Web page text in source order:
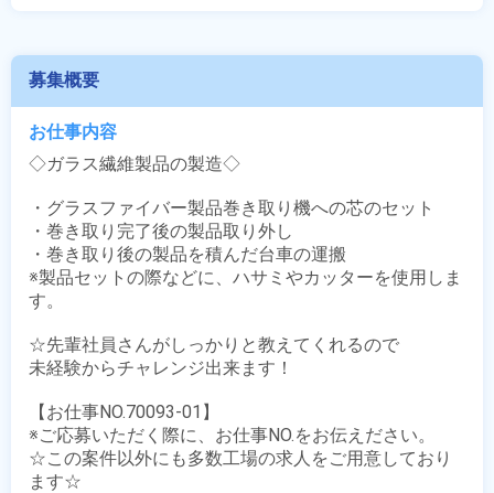
募集概要
お仕事内容
◇ガラス繊維製品の製造◇
・グラスファイバー製品巻き取り機への芯のセット
・巻き取り完了後の製品取り外し
・巻き取り後の製品を積んだ台車の運搬
※製品セットの際などに、ハサミやカッターを使用しま
す。
☆先輩社員さんがしっかりと教えてくれるので
未経験からチャレンジ出来ます！
【お仕事NO.70093-01】
※ご応募いただく際に、お仕事NO.をお伝えださい。
☆この案件以外にも多数工場の求人をご用意しており
ます☆